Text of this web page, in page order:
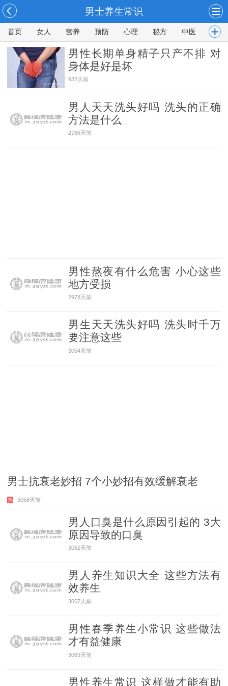
男士养生常识
首页 女人 营养 预防 心理 秘方 中医 男人
男性长期单身精子只产不排 对
身体是好是坏
932天前
男人天天洗头好吗 洗头的正确
方法是什么
2786天前
男性熬夜有什么危害 小心这些
地方受损
2978天前
男生天天洗头好吗 洗头时千万
要注意这些
3054天前
男士抗衰老妙招 7个小妙招有效缓解衰老
热 3058天前
男人口臭是什么原因引起的 3大
原因导致的口臭
3062天前
男人养生知识大全 这些方法有
效养生
3067天前
男性春季养生小常识 这些做法
才有益健康
3069天前
男性养生常识 这样做才能有助